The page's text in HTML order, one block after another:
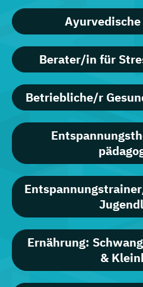
Berater/in für
Betriebliche/r
Ernährung:
&